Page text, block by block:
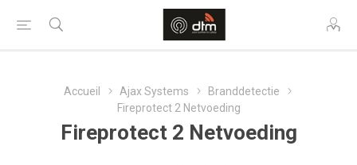
Accueil Ajax Systems
Branddetectie
Fireprotect 2 Netvoeding
Fireprotect 2 Netvoeding